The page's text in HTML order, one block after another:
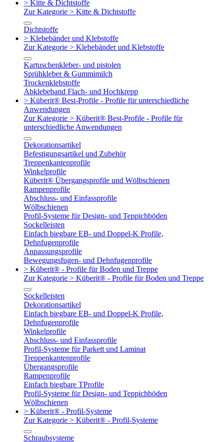
> Kitte & Dichtstoffe
Zur Kategorie > Kitte & Dichtstoffe
Dichtstoffe
> Klebebänder und Klebstoffe
Zur Kategorie > Klebebänder und Klebstoffe
Kartuschenkleber- und pistolen
Sprühkleber & Gummimilch
Trockenklebstoffe
Abklebeband Flach- und Hochkrepp
> Küberit® Best-Profile - Profile für unterschiedliche
Anwendungen
Zur Kategorie > Küberit® Best-Profile - Profile für
unterschiedliche Anwendungen
Dekorationsartikel
Befestigungsartikel und Zubehör
Treppenkantenprofile
Winkelprofile
Küberit® Übergangsprofile und Wölbschienen
Rampenprofile
Abschluss- und Einfassprofile
Wölbschienen
Profil-Systeme für Design- und Teppichböden
Sockelleisten
Einfach biegbare EB- und Doppel-K Profile,
Dehnfugenprofile
Anpassungsprofile
Bewegungsfugen- und Dehnfugenprofile
> Küberit® - Profile für Boden und Treppe
Zur Kategorie > Küberit® - Profile für Boden und Treppe
Sockelleisten
Dekorationsartikel
Einfach biegbare EB- und Doppel-K Profile,
Dehnfugenprofile
Winkelprofile
Abschluss- und Einfassprofile
Profil-Systeme für Parkett und Laminat
Treppenkantenprofile
Übergangsprofile
Rampenprofile
Einfach biegbare TProfile
Profil-Systeme für Design- und Teppichböden
Wölbschienen
> Küberit® - Profil-Systeme
Zur Kategorie > Küberit® - Profil-Systeme
Schraubsysteme